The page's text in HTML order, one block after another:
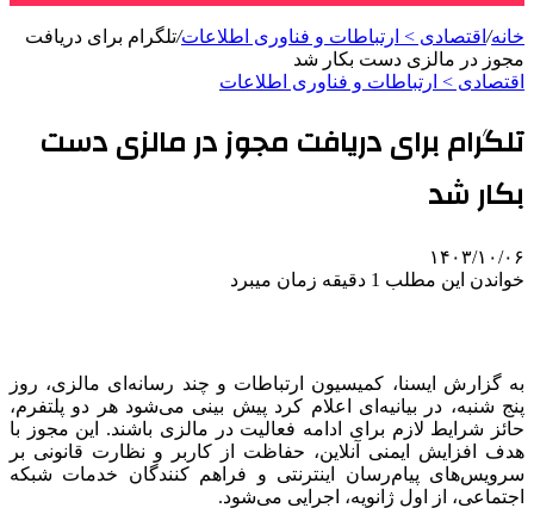
خانه/ اقتصادی > ارتباطات و فناوری اطلاعات/تلگرام برای دریافت
مجوز در مالزی دست بکار شد
اقتصادی > ارتباطات و فناوری اطلاعات
تلگرام برای دریافت مجوز در مالزی دست
بکار شد
۱۴۰۳/۱۰/۰۶
خواندن این مطلب 1 دقیقه زمان میبرد
به گزارش ایسنا، کمیسیون ارتباطات و چند رسانه‌ای مالزی، روز
پنج شنبه، در بیانیه‌ای اعلام کرد پیش بینی می‌شود هر دو پلتفرم،
حائز شرایط لازم برای ادامه فعالیت در مالزی باشند. این مجوز با
هدف افزایش ایمنی آنلاین، حفاظت از کاربر و نظارت قانونی بر
سرویس‌های پیام‌رسان اینترنتی و فراهم کنندگان خدمات شبکه
اجتماعی، از اول ژانویه، اجرایی می‌شود.